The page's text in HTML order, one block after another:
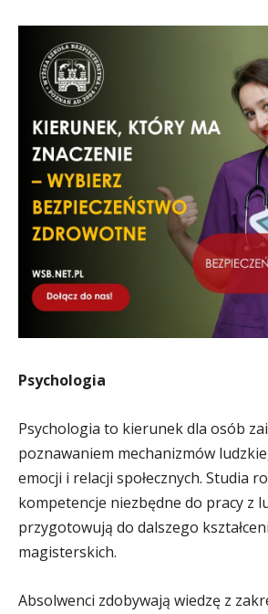
Psychologia
Psychologia to kierunek dla osób
poznawaniem mechanizmów
emocji i relacji społecznych. Studia
kompetencje niezbędne do pracy z
przygotowują do dalszego
magisterskich.
Absolwenci zdobywają wiedzę z